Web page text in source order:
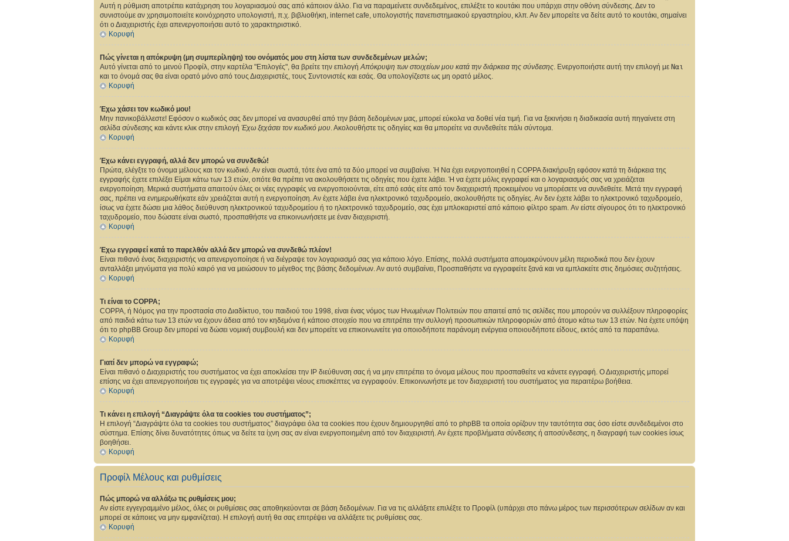
Αυτή η ρύθμιση αποτρέπει κατάχρηση του λογαριασμού σας από κάποιον άλλο. Για να παραμείνετε συνδεδεμένος, επιλέξτε το κουτάκι που υπάρχει στην οθόνη σύνδεσης. Δεν το
συνιστούμε αν χρησιμοποιείτε κοινόχρηστο υπολογιστή, π.χ. βιβλιοθήκη, internet cafe, υπολογιστής πανεπιστημιακού εργαστηρίου, κλπ. Αν δεν μπορείτε να δείτε αυτό το κουτάκι, σημαίνει
ότι ο Διαχειριστής έχει απενεργοποιήσει αυτό το χαρακτηριστικό.
Κορυφή
Πώς γίνεται η απόκρυψη (μη συμπερίληψη) του ονόματός μου στη λίστα των συνδεδεμένων μελών;
Αυτό γίνεται από το μενού Προφίλ, στην καρτέλα "Επιλογές", θα βρείτε την επιλογήΑπόκρυψη των στοιχείων μου κατά την διάρκεια της σύνδεσης. Ενεργοποιήστε αυτή την επιλογή με Ναι
και το όνομά σας θα είναι ορατό μόνο από τους Διαχειριστές, τους Συντονιστές και εσάς. Θα υπολογίζεστε ως μη ορατό μέλος.
Κορυφή
Έχω χάσει τον κωδικό μου!
Μην πανικοβάλλεστε! Εφόσον ο κωδικός σας δεν μπορεί να ανασυρθεί από την βάση δεδομένων μας, μπορεί εύκολα να δοθεί νέα τιμή. Για να ξεκινήσει η διαδικασία αυτή πηγαίνετε στη
σελίδα σύνδεσης και κάντε κλικ στην επιλογή Έχω ξεχάσει τον κωδικό μου. Ακολουθήστε τις οδηγίες και θα μπορείτε να συνδεθείτε πάλι σύντομα.
Κορυφή
Έχω κάνει εγγραφή, αλλά δεν μπορώ να συνδεθώ!
Πρώτα, ελέγξτε το όνομα μέλους και τον κωδικό. Αν είναι σωστά, τότε ένα από τα δύο μπορεί να συμβαίνει. Ή Να έχει ενεργοποιηθεί η COPPA διακήρυξη εφόσον κατά τη διάρκεια της
εγγραφής έχετε επιλέξει Είμαι κάτω των 13 ετών, οπότε θα πρέπει να ακολουθήσετε τις οδηγίες που έχετε λάβει. Ή να έχετε μόλις εγγραφεί και ο λογαριασμός σας να χρειάζεται
ενεργοποίηση. Μερικά συστήματα απαιτούν όλες οι νέες εγγραφές να ενεργοποιούνται, είτε από εσάς είτε από τον διαχειριστή προκειμένου να μπορέσετε να συνδεθείτε. Μετά την εγγραφή
σας, πρέπει να ενημερωθήκατε εάν χρειάζεται αυτή η ενεργοποίηση. Αν έχετε λάβει ένα ηλεκτρονικό ταχυδρομείο, ακολουθήστε τις οδηγίες. Αν δεν έχετε λάβει το ηλεκτρονικό ταχυδρομείο,
ίσως να έχετε δώσει μια λάθος διεύθυνση ηλεκτρονικού ταχυδρομείου ή το ηλεκτρονικό ταχυδρομείο, σας έχει μπλοκαριστεί από κάποιο φίλτρο spam. Αν είστε σίγουρος ότι το ηλεκτρονικό
ταχυδρομείο, που δώσατε είναι σωστό, προσπαθήστε να επικοινωνήσετε με έναν διαχειριστή.
Κορυφή
Έχω εγγραφεί κατά το παρελθόν αλλά δεν μπορώ να συνδεθώ πλέον!
Είναι πιθανό ένας διαχειριστής να απενεργοποίησε ή να διέγραψε τον λογαριασμό σας για κάποιο λόγο. Επίσης, πολλά συστήματα απομακρύνουν μέλη περιοδικά που δεν έχουν
ανταλλάξει μηνύματα για πολύ καιρό για να μειώσουν το μέγεθος της βάσης δεδομένων. Αν αυτό συμβαίνει, Προσπαθήστε να εγγραφείτε ξανά και να εμπλακείτε στις δημόσιες συζητήσεις.
Κορυφή
Τι είναι το COPPA;
COPPA, ή Νόμος για την προστασία στο Διαδίκτυο, του παιδιού του 1998, είναι ένας νόμος των Ηνωμένων Πολιτειών που απαιτεί από τις σελίδες που μπορούν να συλλέξουν πληροφορίες
από παιδιά κάτω των 13 ετών να έχουν άδεια από τον κηδεμόνα ή κάποιο στοιχείο που να επιτρέπει την συλλογή προσωπικών πληροφοριών από άτομο κάτω των 13 ετών. Να έχετε υπόψη
ότι το phpBB Group δεν μπορεί να δώσει νομική συμβουλή και δεν μπορείτε να επικοινωνείτε για οποιοδήποτε παράνομη ενέργεια οποιουδήποτε είδους, εκτός από τα παραπάνω.
Κορυφή
Γιατί δεν μπορώ να εγγραφώ;
Είναι πιθανό ο Διαχειριστής του συστήματος να έχει αποκλείσει την IP διεύθυνση σας ή να μην επιτρέπει το όνομα μέλους που προσπαθείτε να κάνετε εγγραφή. Ο Διαχειριστής μπορεί
επίσης να έχει απενεργοποιήσει τις εγγραφές για να αποτρέψει νέους επισκέπτες να εγγραφούν. Επικοινωνήστε με τον διαχειριστή του συστήματος για περαιτέρω βοήθεια.
Κορυφή
Τι κάνει η επιλογή “Διαγράψτε όλα τα cookies του συστήματος”;
Η επιλογή “Διαγράψτε όλα τα cookies του συστήματος” διαγράφει όλα τα cookies που έχουν δημιουργηθεί από το phpBB τα οποία ορίζουν την ταυτότητα σας όσο είστε συνδεδεμένοι στο
σύστημα. Επίσης δίνει δυνατότητες όπως να δείτε τα ίχνη σας αν είναι ενεργοποιημένη από τον διαχειριστή. Αν έχετε προβλήματα σύνδεσης ή αποσύνδεσης, η διαγραφή των cookies ίσως
βοηθήσει.
Κορυφή
Προφίλ Μέλους και ρυθμίσεις
Πώς μπορώ να αλλάξω τις ρυθμίσεις μου;
Αν είστε εγγεγραμμένο μέλος, όλες οι ρυθμίσεις σας αποθηκεύονται σε βάση δεδομένων. Για να τις αλλάξετε επιλέξτε το Προφίλ (υπάρχει στο πάνω μέρος των περισσότερων σελίδων αν και
μπορεί σε κάποιες να μην εμφανίζεται). Η επιλογή αυτή θα σας επιτρέψει να αλλάξετε τις ρυθμίσεις σας.
Κορυφή